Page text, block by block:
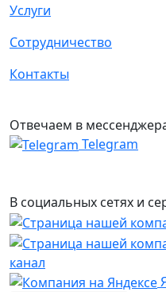
Услуги
Сотрудничество
Контакты
Отвечаем в
Telegram
В социальных сетях и
канал